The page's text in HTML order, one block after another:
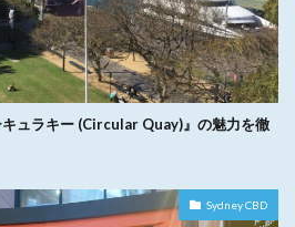
ュラキー (Circular Quay)』の魅力を徹
Sydney CBD